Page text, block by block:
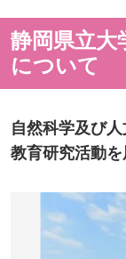
静岡県立大
について
自然科学及び
教育研究活動を